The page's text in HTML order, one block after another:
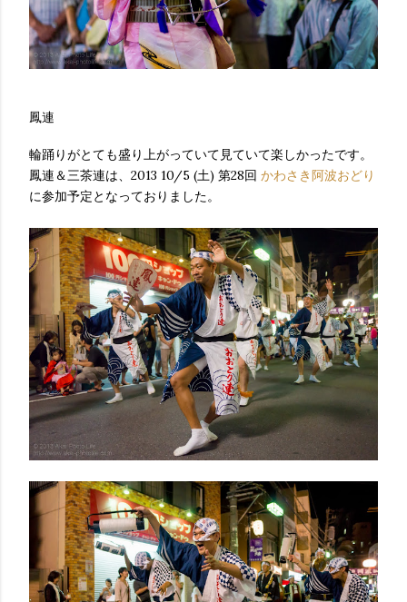
鳳連
輪踊りがとても盛り上がっていて見ていて楽しかったです。
鳳連＆三茶連は、2013 10/5 (土) 第28回 かわさき阿波おどり
に参加予定となっておりました。